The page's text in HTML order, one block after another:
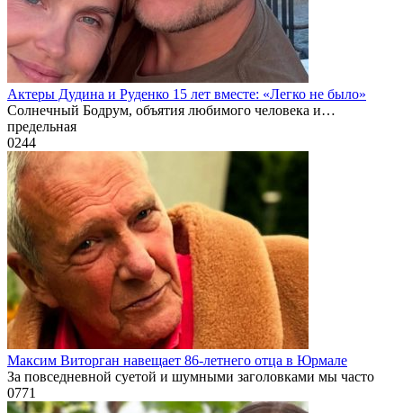
Актеры Дудина и Руденко 15 лет вместе: «Легко не было»
Солнечный Бодрум, объятия любимого человека и…
предельная
0244
Максим Виторган навещает 86-летнего отца в Юрмале
За повседневной суетой и шумными заголовками мы часто
0771